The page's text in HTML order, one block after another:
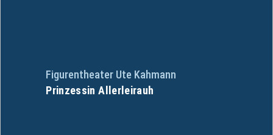
Figurentheater Ute Kahmann
Prinzessin Allerleirauh